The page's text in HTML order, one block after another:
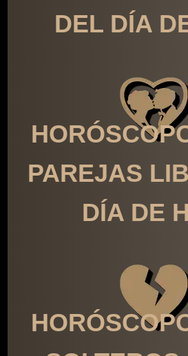
DEL DÍA
PAREJAS
DÍA DE